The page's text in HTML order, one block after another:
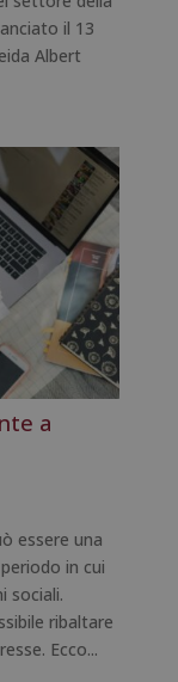
il 13
Albert
a
essere una
in cui
sociali.
ribaltare
Ecco...